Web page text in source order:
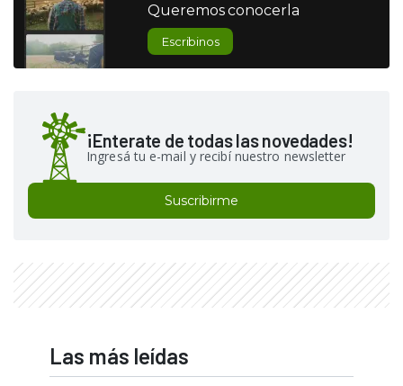
Queremos conocerla
Escribinos
¡Enterate de todas las novedades!
Ingresá tu e-mail y recibí nuestro newsletter
Suscribirme
Las más leídas